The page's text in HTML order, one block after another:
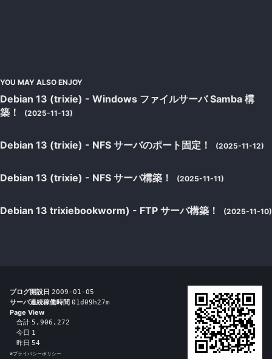
YOU MAY ALSO ENJOY
Debian 13 (trixie) - Windows ファイルサーバ Samba 構
築！
(2025-11-13)
Debian 13 (trixie) - NFS サーバのポート固定！ (2025-11-12)
Debian 13 (trixie) - NFS サーバ構築！ (2025-11-11)
Debian 13 trixiebookworm) - FTP サーバ構築！ (2025-11-10)
ブログ開設日 2009-01-05
サーバ連続稼働時間 01d09h27m
Page View
合計 5,906,272
今日 1
昨日 54
※プライバシーポリシー